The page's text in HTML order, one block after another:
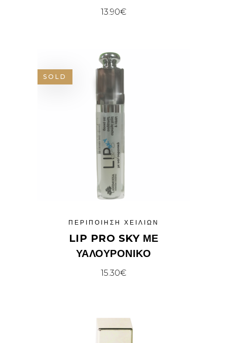
13.90€
SOLD
ΠΕΡΙΠΟΊΗΣΗ ΧΕΙΛΙΏΝ
LIP PRO SKY ΜΕ
ΥΑΛΟΥΡΟΝΙΚΌ
15.30€